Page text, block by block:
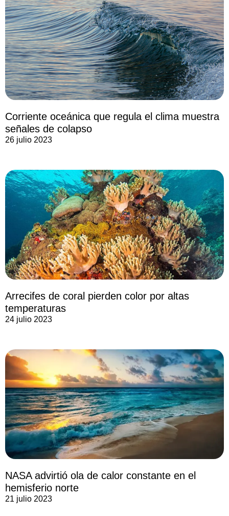
Corriente oceánica que regula el clima muestra
señales de colapso
26 julio 2023
Arrecifes de coral pierden color por altas
temperaturas
24 julio 2023
NASA advirtió ola de calor constante en el
hemisferio norte
21 julio 2023